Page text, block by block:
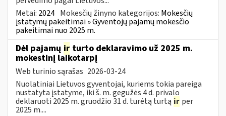
Metai: 2024 Mokesčių žinyno kategorijos: Mokesčių
įstatymų pakeitimai » Gyventojų pajamų mokesčio
pakeitimai nuo 2025 m.
Dėl pajamų ir turto deklaravimo už 2025 m.
mokestinį laikotarpį
Web turinio sąrašas 2026-03-24
Nuolatiniai Lietuvos gyventojai, kuriems tokia pareiga
nustatyta įstatyme, iki š. m. gegužės 4 d. privalo
deklaruoti 2025 m. gruodžio 31 d. turėtą turtą ir per
2025 m....